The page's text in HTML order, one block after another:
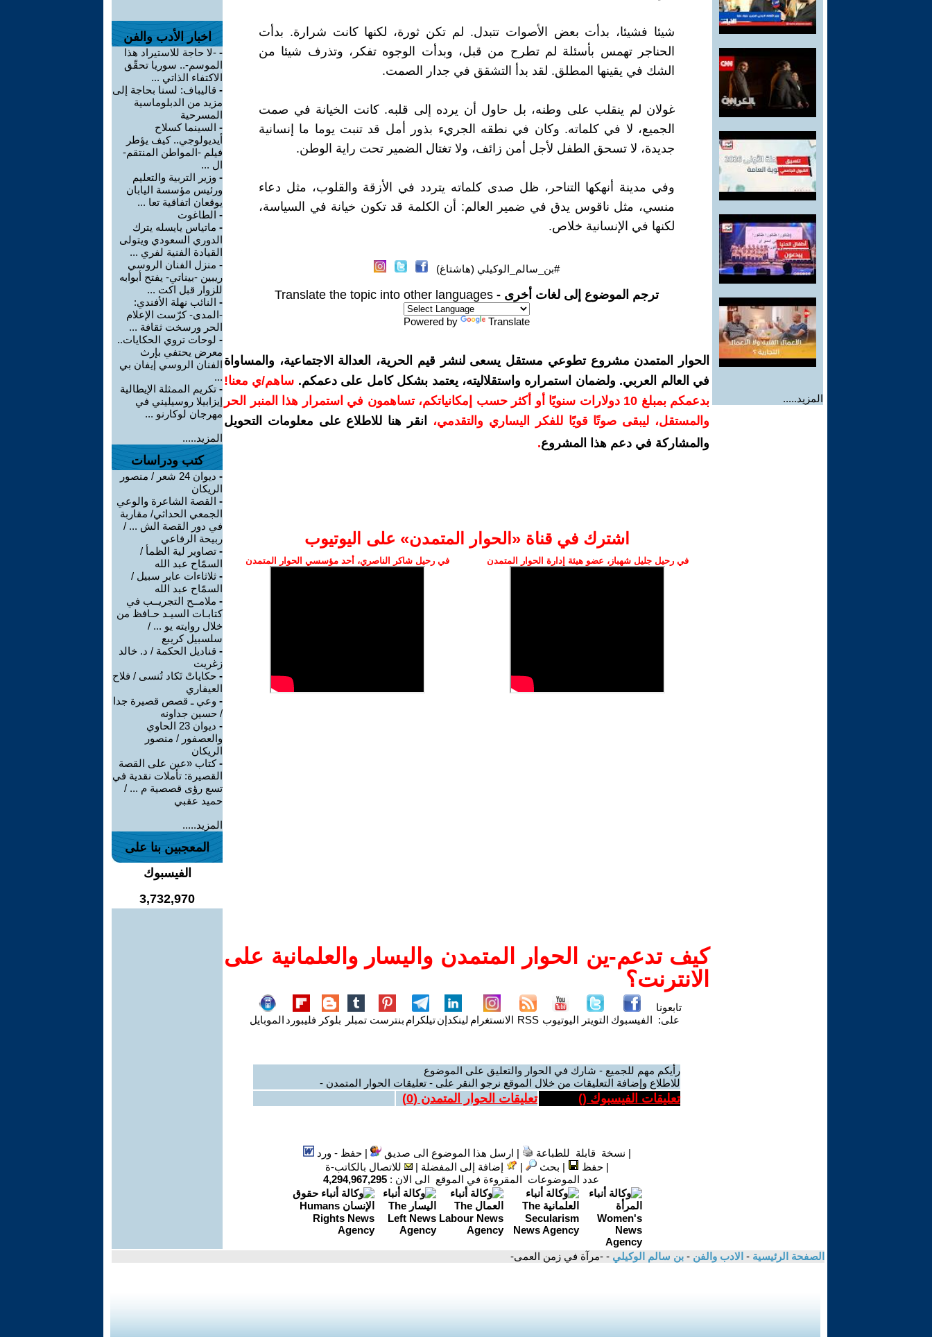
المزيد.....
شيئا فشيئا، بدأت بعض الأصوات تتبدل. لم تكن ثورة، لكنها كانت شرارة. بدأت
الحناجر تهمس بأسئلة لم تطرح من قبل، وبدأت الوجوه تفكر، وتذرف شيئا من
الشك في يقينها المطلق. لقد بدأ التشقق في جدار الصمت.
غولان لم ينقلب على وطنه، بل حاول أن يرده إلى قلبه. كانت الخيانة في صمت
الجميع، لا في كلماته. وكان في نطقه الجريء بذور أمل قد تنبت يوما ما إنسانية
جديدة، لا تسحق الطفل لأجل أمن زائف، ولا تغتال الضمير تحت راية الوطن.
وفي مدينة أنهكها التناحر، ظل صدى كلماته يتردد في الأزقة والقلوب، مثل دعاء
منسي، مثل ناقوس يدق في ضمير العالم: أن الكلمة قد تكون خيانة في السياسة،
لكنها في الإنسانية خلاص.
#بن_سالم_الوكيلي (هاشتاغ)
ترجم الموضوع إلى لغات أخرى - Translate the topic into other languages
Powered by Translate
الحوار المتمدن مشروع تطوعي مستقل يسعى لنشر قيم الحرية، العدالة الاجتماعية، والمساواة
في العالم العربي. ولضمان استمراره واستقلاليته، يعتمد بشكل كامل على دعمكم. ساهم/ي معنا!
بدعمكم بمبلغ 10 دولارات سنويًا أو أكثر حسب إمكانياتكم، تساهمون في استمرار هذا المنبر الحر
والمستقل، ليبقى صوتًا قويًا للفكر اليساري والتقدمي،
انقر هنا للاطلاع على معلومات التحويل
والمشاركة في دعم هذا المشروع.
اشترك في قناة ‫«الحوار المتمدن» على اليوتيوب
في رحيل جليل شهباز، عضو هيئة إدارة الحوار المتمدن في رحيل شاكر الناصري، أحد مؤسسي الحوار المتمدن
كيف تدعم-ين الحوار المتمدن واليسار والعلمانية على
الانترنت؟
تابعونا
على: الفيسبوك التويتر اليوتيوب RSS الانستغرام لينكدإنتيلكرام بنترست تمبلر بلوكر فليبورد الموبايل
رأيكم مهم للجميع - شارك في الحوار والتعليق على الموضوع
للاطلاع وإضافة التعليقات من خلال الموقع نرجو النقر على - تعليقات الحوار المتمدن -
تعليقات الفيسبوك () تعليقات الحوار المتمدن (0
)
| نسخة قابلة للطباعة | ارسل هذا الموضوع الى صديق |حفظ - ورد
|حفظ | بحث | إضافة إلى المفضلة |
للاتصال بالكاتب-ة
عدد الموضوعات المقروءة في الموقع الى الان : 4,294,967,295
اخبار الأدب والفن
- -لا حاجة للاستيراد هذا
الموسم-.. سوريا تحقّق
الاكتفاء الذاتي ...
- قاليباف: لسنا بحاجة إلى
مزيد من الدبلوماسية
المسرحية
- السينما كسلاح
أيديولوجي.. كيف يؤطر
فيلم -المواطن المنتقم-
ال ...
- وزير التربية والتعليم
ورئيس مؤسسة اليابان
يوقعان اتفاقية تعا ...
- الطاغوت
- ماتياس يايسله يترك
الدوري السعودي ويتولى
القيادة الفنية لفري ...
- منزل الفنان الروسي
ريبين -بيناتي- يفتح أبوابه
للزوار قبل اكت ...
- النائب نهلة الأفندي:
-المدى- كرّست الإعلام
الحر ورسخت ثقافة ...
- لوحات تروي الحكايات..
معرض يحتفي بإرث
الفنان الروسي إيفان بي
...
- تكريم الممثلة الإيطالية
إيزابيلا روسيليني في
مهرجان لوكارنو ...
المزيد.....
كتب ودراسات
-
ديوان 24 شعر / منصور
الريكان
- القصة الشاعرة والوعي
الجمعي الحداثي/ مقاربة
في دور القصة الش ... /
ربيحة الرفاعي
- تصاوير لية الظمأ /
السمّاح عبد الله
- ثلاثاءات عابر سبيل /
السمّاح عبد الله
- ملامــح التجريــب في
كتابـات السيـد حـافظ من
خلال روايته يو ... /
سلسبيل كريبع
- قناديل الحكمة / د. خالد
زغريت
- حكاياتْ تَكاد تُنسى / فلاح
العيفاري
- وعي ـ قصص قصيرة جدا
/ حسين جداونه
-
ديوان 23 الحاوي
والعصفور / منصور
الريكان
-كتاب «عين على القصة
القصيرة: تأملات نقدية في
تسع رؤى قصصية م ... /
حميد عقبي
المزيد.....
المعجبين بنا على
الفيسبوك
3,732,970
الصفحة الرئيسية - الادب والفن - بن سالم الوكيلي - -مرآة في زمن العمى-